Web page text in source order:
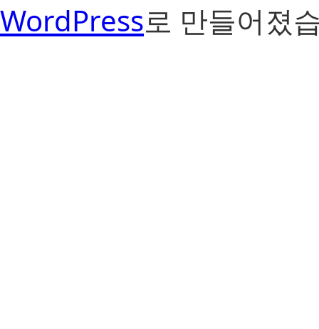
WordPress로 만들어졌